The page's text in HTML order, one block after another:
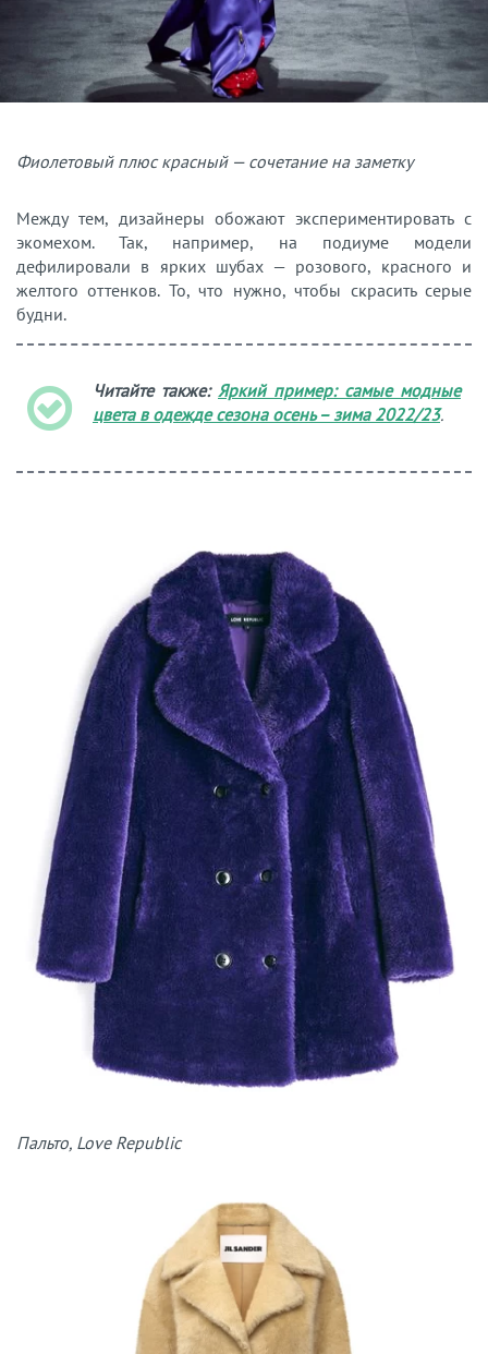
Фиолетовый плюс красный — сочетание на заметку
Между тем, дизайнеры обожают экспериментировать с
экомехом. Так, например, на подиуме модели
дефилировали в ярких шубах — розового, красного и
желтого оттенков. То, что нужно, чтобы скрасить серые
будни.
Читайте также: Яркий пример: самые модные
цвета в одежде сезона осень – зима 2022/23.
Пальто, Love Republic